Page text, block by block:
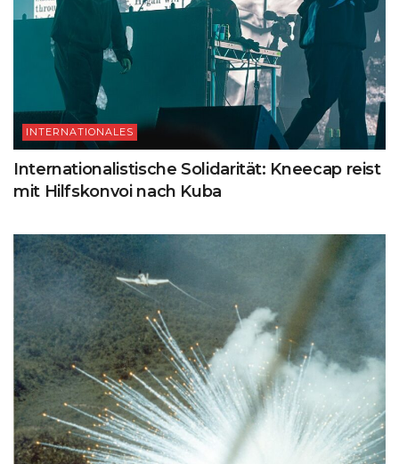
INTERNATIONALES
Internationalistische Solidarität: Kneecap reist
mit Hilfskonvoi nach Kuba